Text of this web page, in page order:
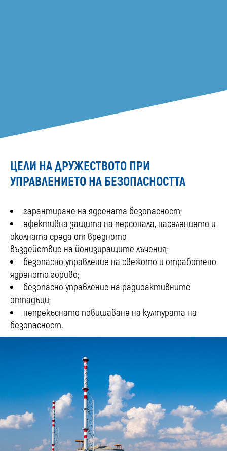
ЦЕЛИ НА ДРУЖЕСТВОТО ПРИ
УПРАВЛЕНИЕТО НА БЕЗОПАСНОСТТА
гарантиране на ядрената безопасност;
ефективна защита на персонала, населението и
околната среда от вредното
въздействие на йонизиращите лъчения;
безопасно управление на свежото и отработено
ядреното гориво;
безопасно управление на радиоактивните
отпадъци;
непрекъснато повишаване на културата на
безопасност.